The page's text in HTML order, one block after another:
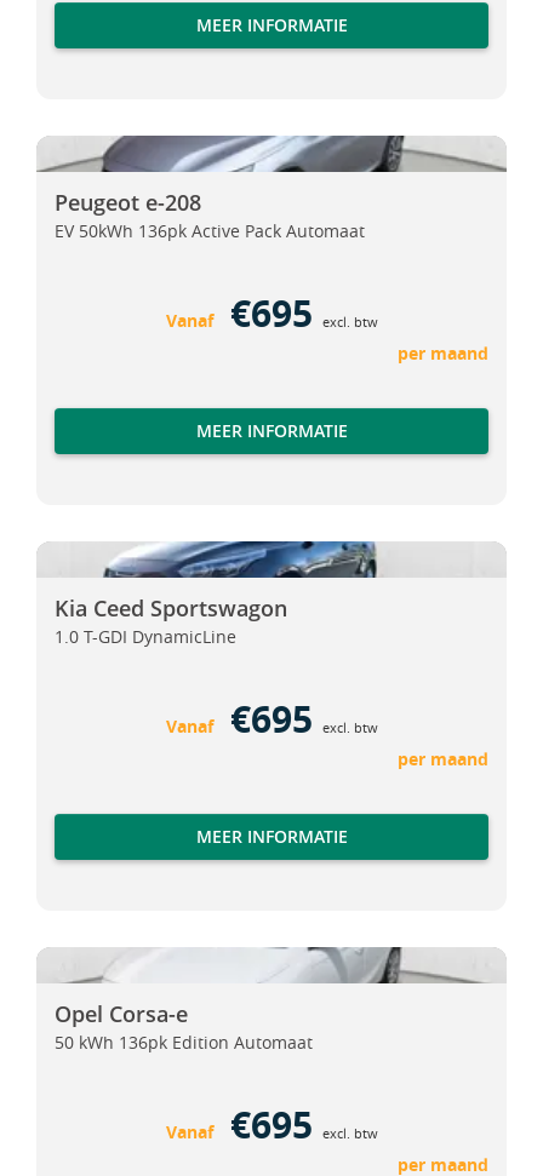
MEER INFORMATIE
Peugeot e-208
Peugeot e-208
Peugeot e-208
EV 50kWh 136pk Active Pack Automaat
Vanaf €695 excl. btw
per maand
MEER INFORMATIE
Kia Ceed Sportswagon
Kia Ceed Sportswagon
Kia Ceed Sportswagon
1.0 T-GDI DynamicLine
Vanaf €695 excl. btw
per maand
MEER INFORMATIE
Opel Corsa-e
Opel Corsa-e
Opel Corsa-e
50 kWh 136pk Edition Automaat
Vanaf €695 excl. btw
per maand